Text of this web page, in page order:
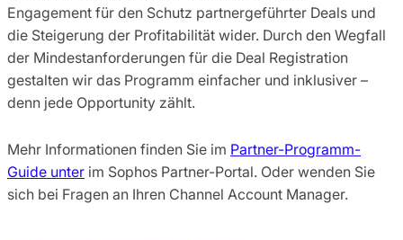
Engagement für den Schutz partnergeführter Deals und
die Steigerung der Profitabilität wider. Durch den Wegfall
der Mindestanforderungen für die Deal Registration
gestalten wir das Programm einfacher und inklusiver –
denn jede Opportunity zählt.
Mehr Informationen finden Sie im Partner-Programm-
Guide unter im Sophos Partner-Portal. Oder wenden Sie
sich bei Fragen an Ihren Channel Account Manager.